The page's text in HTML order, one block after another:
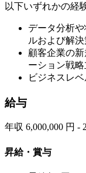
以下いずれかの経
データ分析
ルおよび解
顧客企業の
ーション戦
ビジネスレ
給与
年収 6,000,000 円 -
昇給・賞与